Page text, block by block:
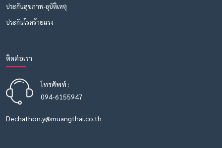
ประกันสุขภาพ-อุบัติเหตุ
ประกันโรคร้ายแรง
ติดต่อเรา
โทรศัพท์ :
094-6155947
Dechathon.y@muangthai.co.th